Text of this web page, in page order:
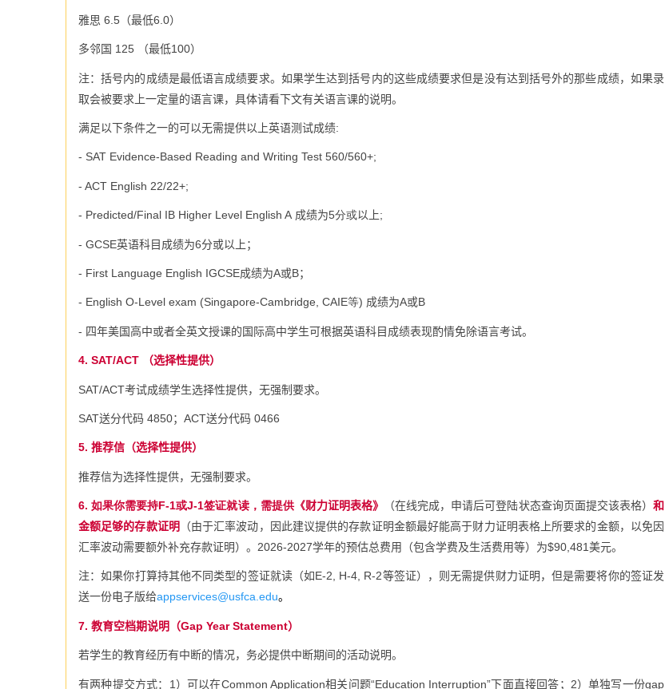
雅思 6.5 （最低6.0）
多邻国 125 （最低100）
注：括号内的成绩是最低语言成绩要求。如果学生达到括号内的这些成绩要求但是没有达到括号外的那些成绩，如果录
取会被要求上一定量的语言课，具体请看下文有关语言课的说明。
满足以下条件之一的可以无需提供以上英语测试成绩:
- SAT Evidence-Based Reading and Writing Test 560/560+;
- ACT English 22/22+;
- Predicted/Final IB Higher Level English A 成绩为5分或以上;
- GCSE英语科目成绩为6分或以上；
- First Language English IGCSE成绩为A或B；
- English O-Level exam (Singapore-Cambridge, CAIE等) 成绩为A或B
- 四年美国高中或者全英文授课的国际高中学生可根据英语科目成绩表现酌情免除语言考试。
4. SAT/ACT （选择性提供）
SAT/ACT考试成绩学生选择性提供，无强制要求。
SAT送分代码 4850； ACT送分代码 0466
5. 推荐信（选择性提供）
推荐信为选择性提供，无强制要求。
6. 如果你需要持F-1或J-1签证就读，需提供《财力证明表格》 （在线完成，申请后可登陆状态查询页面提交该表格）和
金额足够的存款证明
（由于汇率波动，因此建议提供的存款证明金额最好能高于财力证明表格上所要求的金额，以免因
汇率波动需要额外补充存款证明）。2026-2027学年的预估总费用（包含学费及生活费用等）为$90,481美元。
注：如果你打算持其他不同类型的签证就读（如E-2, H-4, R-2等签证），则无需提供财力证明，但是需要将你的签证发
送一份电子版给appservices@usfca.edu。
7. 教育空档期说明（Gap Year Statement）
若学生的教育经历有中断的情况，务必提供中断期间的活动说明。
有两种提交方式： 1 ）可以在Common Application相关问题“Education Interruption”下面直接回答； 2）单独写一份gap